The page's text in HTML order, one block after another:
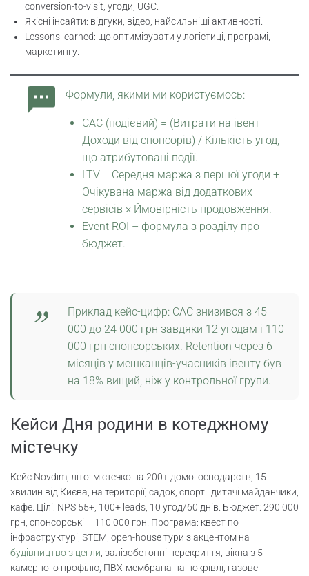
conversion-to-visit, угоди, UGC.
Якісні інсайти: відгуки, відео, найсильніші активності.
Lessons learned: що оптимізувати у логістиці, програмі,
маркетингу.
Формули, якими ми користуємось:
CAC (подієвий) = (Витрати на івент –
Доходи від спонсорів) / Кількість угод,
що атрибутовані події.
LTV = Середня маржа з першої угоди +
Очікувана маржа від додаткових
сервісів × Ймовірність продовження.
Event ROI – формула з розділу про
бюджет.
Приклад кейс-цифр: CAC знизився з 45
000 до 24 000 грн завдяки 12 угодам і 110
000 грн спонсорських. Retention через 6
місяців у мешканців-учасників івенту був
на 18% вищий, ніж у контрольної групи.
Кейси Дня родини в котеджному
містечку
Кейс Novdim, літо: містечко на 200+ домогосподарств, 15
хвилин від Києва, на території, садок, спорт і дитячі майданчики,
кафе. Цілі: NPS 55+, 100+ leads, 10 угод/60 днів. Бюджет: 290 000
грн, спонсорські – 110 000 грн. Програма: квест по
інфраструктурі, STEM, open-house тури з акцентом на
будівництво з цегли , залізобетонні перекриття, вікна з 5-
камерного профілю, ПВХ-мембрана на покрівлі, газове